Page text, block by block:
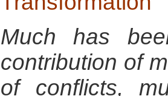
Much has
contribution of
of conflicts,